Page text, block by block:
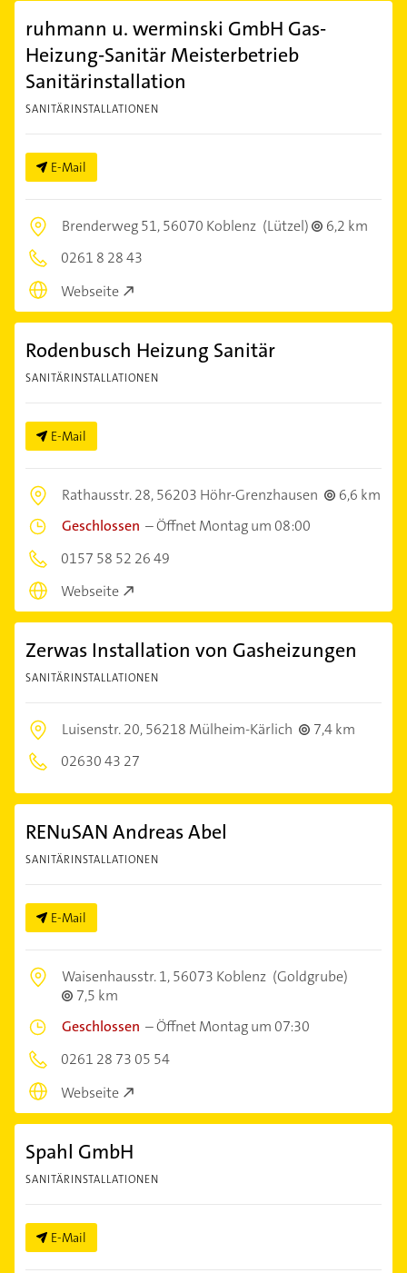
ruhmann u. werminski GmbH Gas-
Heizung-Sanitär Meisterbetrieb
Sanitärinstallation
SANITÄRINSTALLATIONEN
E-Mail
Brenderweg 51,56070 Koblenz (Lützel)
6,2 km
0261 8 28 43
Webseite
Rodenbusch Heizung Sanitär
SANITÄRINSTALLATIONEN
E-Mail
Rathausstr. 28,56203 Höhr-Grenzhausen
6,6 km
Geschlossen –Öffnet Montag um 08:00
0157 58 52 26 49
Webseite
Zerwas Installation von Gasheizungen
SANITÄRINSTALLATIONEN
Luisenstr. 20,56218 Mülheim-Kärlich
7,4 km
02630 43 27
RENuSAN Andreas Abel
SANITÄRINSTALLATIONEN
E-Mail
Waisenhausstr. 1,56073 Koblenz (Goldgrube)
7,5 km
Geschlossen –Öffnet Montag um 07:30
0261 28 73 05 54
Webseite
Spahl GmbH
SANITÄRINSTALLATIONEN
E-Mail